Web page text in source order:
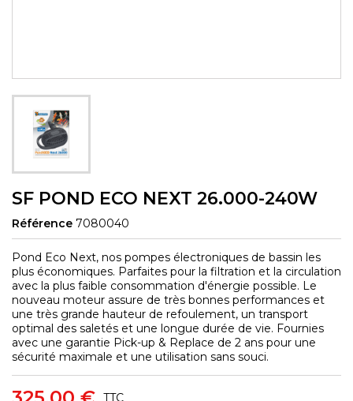
SF POND ECO NEXT 26.000-240W
Référence 7080040
Pond Eco Next, nos pompes électroniques de bassin les
plus économiques. Parfaites pour la filtration et la circulation
avec la plus faible consommation d'énergie possible. Le
nouveau moteur assure de très bonnes performances et
une très grande hauteur de refoulement, un transport
optimal des saletés et une longue durée de vie. Fournies
avec une garantie Pick-up & Replace de 2 ans pour une
sécurité maximale et une utilisation sans souci.
TTC